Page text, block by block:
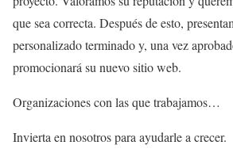
que sea correcta. Después de esto,
personalizado terminado y, una vez
promocionará su nuevo sitio web.
Organizaciones con las que trabajamos…
Invierta en nosotros para ayudarle a crecer.